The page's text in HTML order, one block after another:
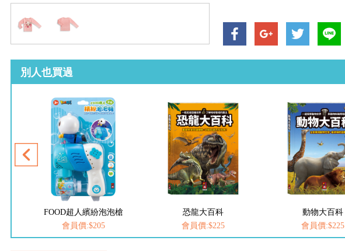
別人也買過
FOOD超人繽紛泡泡槍
會員價:$205
恐龍大百科
會員價:$225
動物大百科
會員價:$225